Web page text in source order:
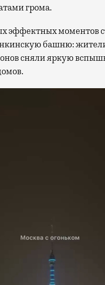
грома.
эффектных моментов
башню:
сняли яркую